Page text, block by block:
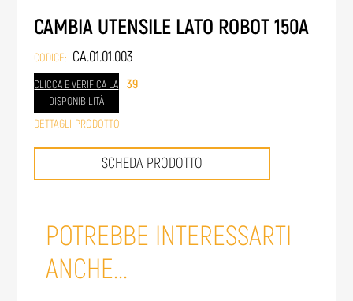
CAMBIA UTENSILE LATO ROBOT 150A
CODICE: CA.01.01.003
CLICCA E VERIFICA LA
DISPONIBILITÀ
39
DETTAGLI PRODOTTO
SCHEDA PRODOTTO
POTREBBE INTERESSARTI
ANCHE...